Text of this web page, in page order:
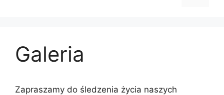
Galeria
Zapraszamy do śledzenia życia naszych